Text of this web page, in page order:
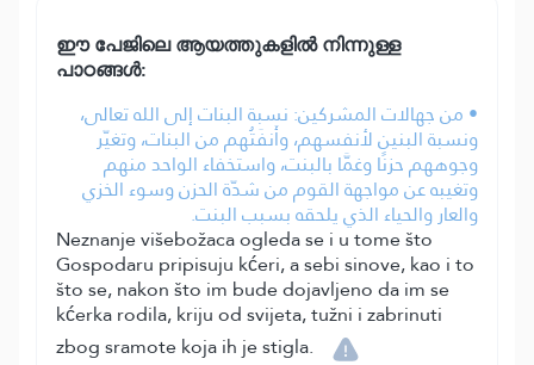
ഈ പേജിലെ ആയത്തുകളിൽ നിന്നുള്ള
പാഠങ്ങൾ:
• من جهالات المشركين: نسبة البنات إلى الله تعالى،
ونسبة البنين لأنفسهم، وأَنفَتُهم من البنات، وتغيّر
وجوههم حزنًا وغمَّا بالبنت، واستخفاء الواحد منهم
وتغيبه عن مواجهة القوم من شدّة الحزن وسوء الخزي
والعار والحياء الذي يلحقه بسبب البنت.
Neznanje višebožaca ogleda se i u tome što
Gospodaru pripisuju kćeri, a sebi sinove, kao i to
što se, nakon što im bude dojavljeno da im se
kćerka rodila, kriju od svijeta, tužni i zabrinuti
zbog sramote koja ih je stigla.